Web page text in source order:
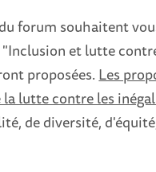
forum souhaitent
et lutte
proposées. Les
lutte contre les
de diversité,